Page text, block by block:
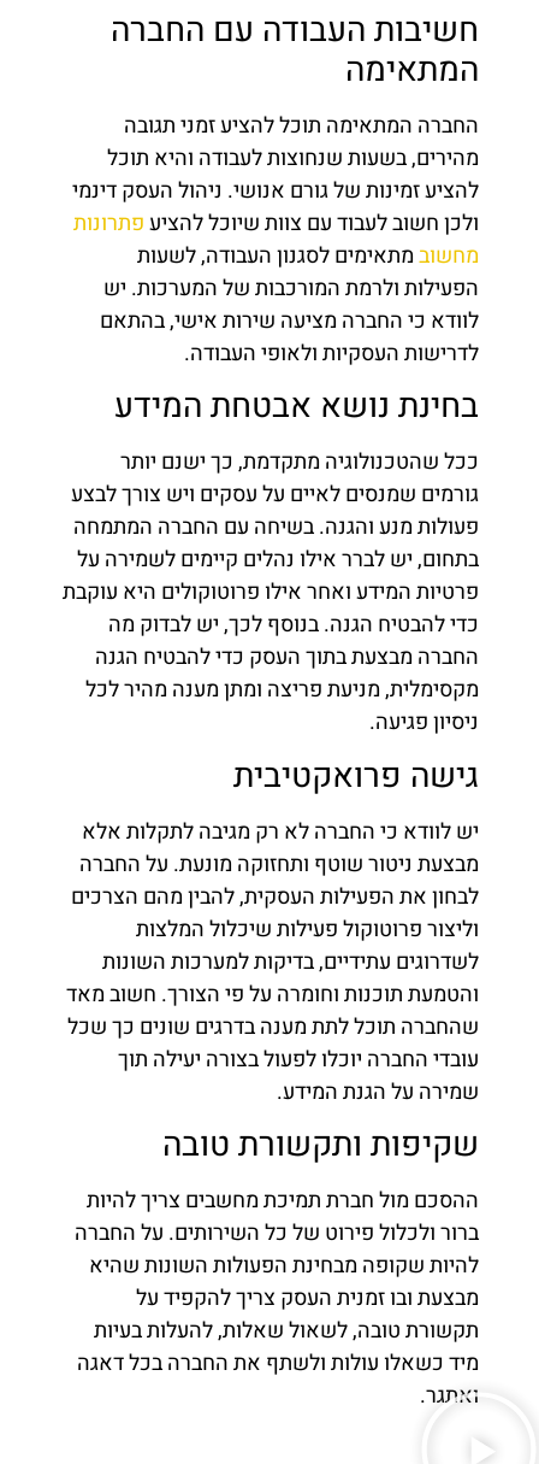
חשיבות העבודה עם החברה
המתאימה
החברה המתאימה תוכל להציע זמני תגובה
מהירים, בשעות שנחוצות לעבודה והיא תוכל
להציע זמינות של גורם אנושי. ניהול העסק דינמי
ולכן חשוב לעבוד עם צוות שיוכל להציעפתרונות
מחשובמתאימים לסגנון העבודה, לשעות
הפעילות ולרמת המורכבות של המערכות. יש
לוודא כי החברה מציעה שירות אישי, בהתאם
לדרישות העסקיות ולאופי העבודה.
בחינת נושא אבטחת המידע
ככל שהטכנולוגיה מתקדמת, כך ישנם יותר
גורמים שמנסים לאיים על עסקים ויש צורך לבצע
פעולות מנע והגנה. בשיחה עם החברה המתמחה
בתחום, יש לברר אילו נהלים קיימים לשמירה על
פרטיות המידע ואחר אילו פרוטוקולים היא עוקבת
כדי להבטיח הגנה. בנוסף לכך, יש לבדוק מה
החברה מבצעת בתוך העסק כדי להבטיח הגנה
מקסימלית, מניעת פריצה ומתן מענה מהיר לכל
ניסיון פגיעה.
גישה פרואקטיבית
יש לוודא כי החברה לא רק מגיבה לתקלות אלא
מבצעת ניטור שוטף ותחזוקה מונעת. על החברה
לבחון את הפעילות העסקית, להבין מהם הצרכים
וליצור פרוטוקול פעילות שיכלול המלצות
לשדרוגים עתידיים, בדיקות למערכות השונות
והטמעת תוכנות וחומרה על פי הצורך. חשוב מאד
שהחברה תוכל לתת מענה בדרגים שונים כך שכל
עובדי החברה יוכלו לפעול בצורה יעילה תוך
שמירה על הגנת המידע.
שקיפות ותקשורת טובה
ההסכם מול חברת תמיכת מחשבים צריך להיות
ברור ולכלול פירוט של כל השירותים. על החברה
להיות שקופה מבחינת הפעולות השונות שהיא
מבצעת ובו זמנית העסק צריך להקפיד על
תקשורת טובה, לשאול שאלות, להעלות בעיות
מיד כשאלו עולות ולשתף את החברה בכל דאגה
ואתגר.